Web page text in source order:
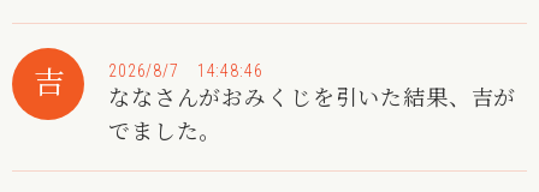
吉 2026/8/7 14:48:46
ななさんがおみくじを引いた結果、吉が
でました。